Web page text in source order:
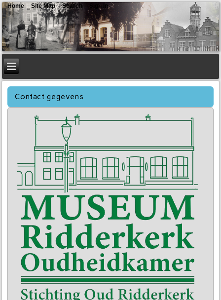
Contact gegevens
Home Site Map Search Sign In